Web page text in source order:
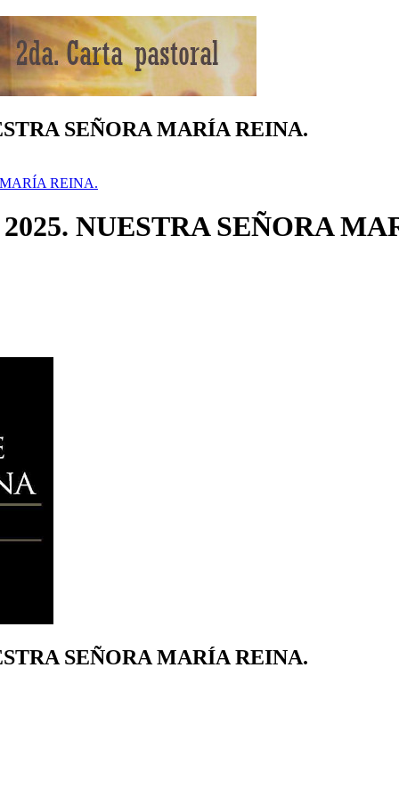
SEÑORA MARÍA REINA.
MARÍA REINA.
2025. NUESTRA SEÑORA
SEÑORA MARÍA REINA.